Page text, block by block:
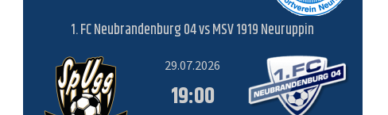
1. FC Neubrandenburg 04 vs MSV 1919 Neuruppin
29.07.2026
19:00